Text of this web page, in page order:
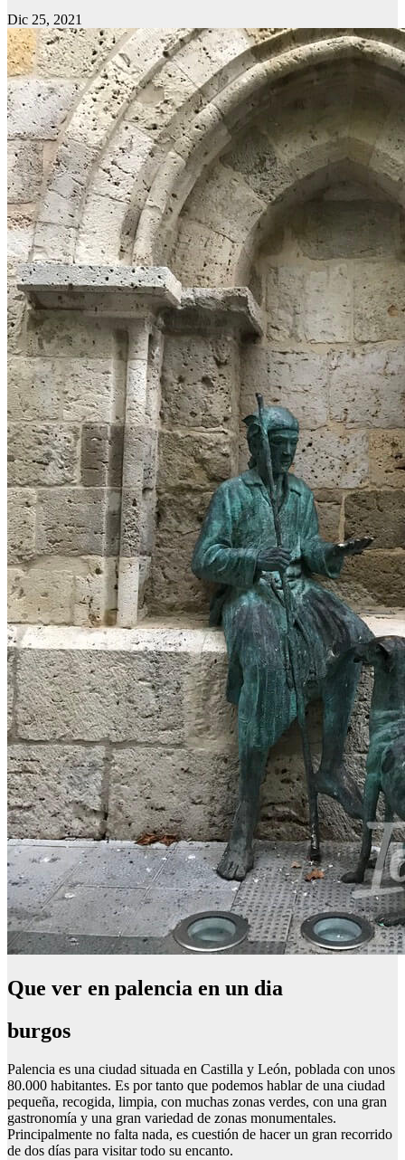
Dic 25, 2021
Que ver en palencia en un dia
burgos
Palencia es una ciudad situada en Castilla y León, poblada con unos
80.000 habitantes. Es por tanto que podemos hablar de una ciudad
pequeña, recogida, limpia, con muchas zonas verdes, con una gran
gastronomía y una gran variedad de zonas monumentales.
Principalmente no falta nada, es cuestión de hacer un gran recorrido
de dos días para visitar todo su encanto.